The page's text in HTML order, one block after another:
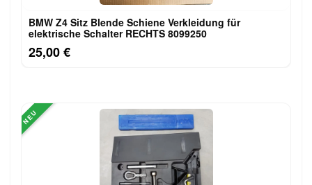
BMW Z4 Sitz Blende Schiene Verkleidung für
elektrische Schalter RECHTS 8099250
25,00 €
NEU